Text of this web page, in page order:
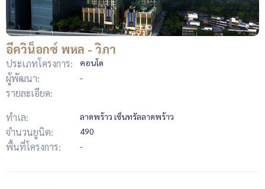
อีควิน็อกซ์ พหล - วิภา
ประเภทโครงการ: คอนโด
ผู้พัฒนา: -
รายละเอียด:
ทำเล:
ลาดพร้าว เซ็นทรัลลาดพร้าว
จำนวนยูนิต: 490
พื้นที่โครงการ: -